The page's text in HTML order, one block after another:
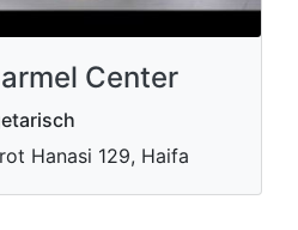
Center
Hanasi 129, Haifa